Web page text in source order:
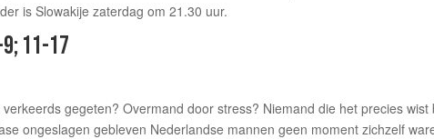
is Slowakije zaterdag om 21.30 uur.
9; 11-17
gegeten? Overmand door stress? Niemand die het precies wist
ongeslagen gebleven Nederlandse mannen geen moment zichzelf